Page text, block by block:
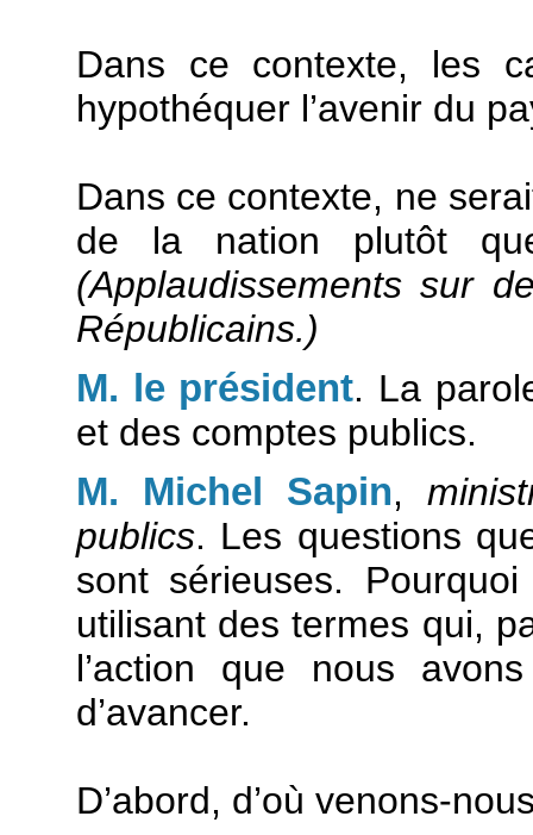
Dans ce contexte, les
hypothéquer l’avenir du
Dans ce contexte, ne
de la nation plutôt
(Applaudissements sur
Républicains.)
M. le président. La
et des comptes publics.
M. Michel Sapin,
publics. Les questions
sont sérieuses.
utilisant des termes qui,
l’action que nous
d’avancer.
D’abord, d’où venons-